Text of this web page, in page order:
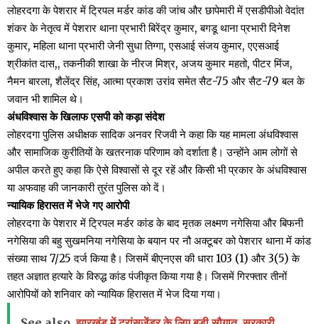
लोहरदगा के पेशरार में ट्रिपल मर्डर कांड की जांच और छापेमारी में एसडीपीओ वेदांत
शंकर के नेतृत्व में पेशरार थाना प्रभारी बिरेंद्र कुमार, बगडू थाना प्रभारी दिनेश
कुमार, महिला थाना प्रभारी जेनी सुधा तिग्गा, एसआई संजय कुमार, एएसआई
श्रीकांत दास,, तकनीकी शाखा के नीरज मिश्र, अजय कुमार महतो, पीटर मिंज,
नैमन बारला, शैलेंद्र सिंह, आत्मा प्रकाश उरांव समेत सैट-75 और सैट-79 बल के
जवान भी शामिल थे।
अंधविश्वास के खिलाफ एसपी को कड़ा संदेश
लोहरदगा पुलिस अधीक्षक सादिक अनवर रिजवी ने कहा कि यह मामला अंधविश्वास
और सामाजिक कुरीतियों के खतरनाक परिणाम को दर्शाता है। उन्होंने आम लोगों से
अपील करते हुए कहा कि ऐसे विश्वासों से दूर रहें और किसी भी प्रकार के अंधविश्वास
या अफवाह की जानकारी तुरंत पुलिस को दें।
न्यायिक हिरासत में भेजे गए आरोपी
लोहरदगा के पेशरार में ट्रिपल मर्डर कांड के बाद मृतक लक्ष्मण नगेसिया और बिफनी
नगेसिया की बहु सुखमनिया नगेसिया के बयान पर नौ अक्टूबर को पेशरार थाना में कांड
संख्या साथ 7/25 दर्ज किया है। जिसमें बीएनएस की धारा 103 (1) और 3(5) के
तहत अज्ञात हत्यारे के विरुद्ध कांड पंजीकृत किया गया है। जिसमें गिरफ्तार तीनों
आरोपियों को शनिवार को न्यायिक हिरासत में भेज दिया गया।